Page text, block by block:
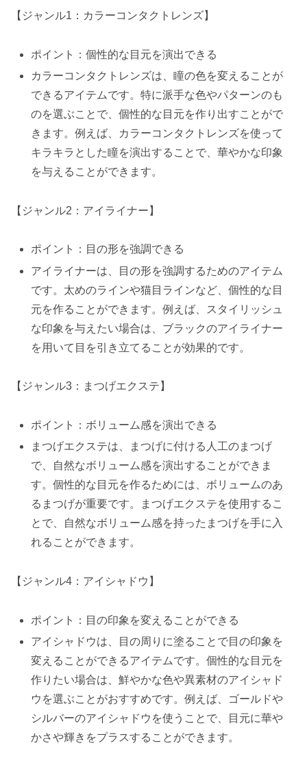
【ジャンル1：カラーコンタクトレンズ】
ポイント：個性的な目元を演出できる
カラーコンタクトレンズは、瞳の色を変えることが
できるアイテムです。特に派手な色やパターンのも
のを選ぶことで、個性的な目元を作り出すことがで
きます。例えば、カラーコンタクトレンズを使って
キラキラとした瞳を演出することで、華やかな印象
を与えることができます。
【ジャンル2：アイライナー】
ポイント：目の形を強調できる
アイライナーは、目の形を強調するためのアイテム
です。太めのラインや猫目ラインなど、個性的な目
元を作ることができます。例えば、スタイリッシュ
な印象を与えたい場合は、ブラックのアイライナー
を用いて目を引き立てることが効果的です。
【ジャンル3：まつげエクステ】
ポイント：ボリューム感を演出できる
まつげエクステは、まつげに付ける人工のまつげ
で、自然なボリューム感を演出することができま
す。個性的な目元を作るためには、ボリュームのあ
るまつげが重要です。まつげエクステを使用するこ
とで、自然なボリューム感を持ったまつげを手に入
れることができます。
【ジャンル4：アイシャドウ】
ポイント：目の印象を変えることができる
アイシャドウは、目の周りに塗ることで目の印象を
変えることができるアイテムです。個性的な目元を
作りたい場合は、鮮やかな色や異素材のアイシャド
ウを選ぶことがおすすめです。例えば、ゴールドや
シルバーのアイシャドウを使うことで、目元に華や
かさや輝きをプラスすることができます。